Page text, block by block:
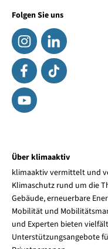
Folgen Sie uns
Über klimaaktiv
klimaaktiv vermittelt und
Klimaschutz rund um die
Gebäude, erneuerbare
Mobilität und
und Experten bieten
Unterstützungsangebote